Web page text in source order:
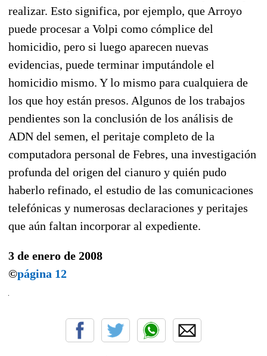
realizar. Esto significa, por ejemplo, que Arroyo
puede procesar a Volpi como cómplice del
homicidio, pero si luego aparecen nuevas
evidencias, puede terminar imputándole el
homicidio mismo. Y lo mismo para cualquiera de
los que hoy están presos. Algunos de los trabajos
pendientes son la conclusión de los análisis de
ADN del semen, el peritaje completo de la
computadora personal de Febres, una investigación
profunda del origen del cianuro y quién pudo
haberlo refinado, el estudio de las comunicaciones
telefónicas y numerosas declaraciones y peritajes
que aún faltan incorporar al expediente.
3 de enero de 2008
©página 12